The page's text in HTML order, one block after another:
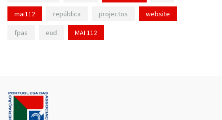
mai112 república projectos website
fpas eud MAI 112